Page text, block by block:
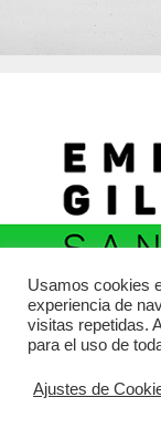
Usamos cookies
experiencia de
visitas repetidas.
para el uso de
Ajustes de